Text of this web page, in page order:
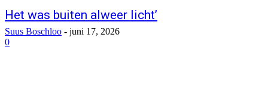
Het was buiten alweer licht’
Suus Boschloo - juni 17, 2026
0